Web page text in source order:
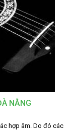
NẴNG
hợp âm. Do đó các